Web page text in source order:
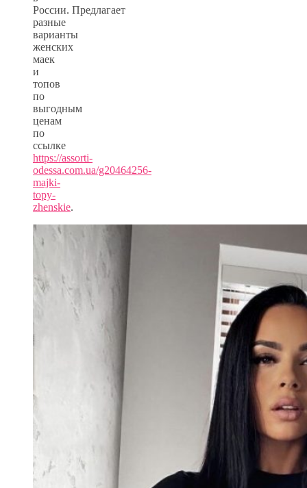
России. Предлагает
разные
варианты
женских
маек
и
топов
по
выгодным
ценам
по
ссылке
https://assorti-
odessa.com.ua/g20464256-
majki-
topy-
zhenskie.